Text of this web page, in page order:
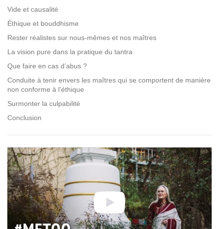
Vide et causalité
Éthique et bouddhisme
Rester réalistes sur nous-mêmes et nos maîtres
La vision pure dans la pratique du tantra
Que faire en cas d’abus ?
Conduite à tenir envers les maîtres qui se comportent de manière
non conforme à l’éthique
Surmonter la culpabilité
Conclusion